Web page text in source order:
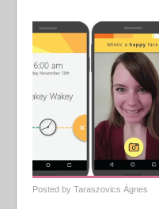
Posted by Taraszovics Ágnes